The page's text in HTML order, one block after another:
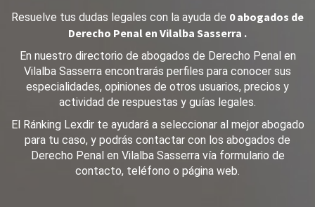
Resuelve tus dudas legales con la ayuda de 0 abogados de
Derecho Penal en Vilalba Sasserra .
En nuestro directorio de abogados de Derecho Penal en
Vilalba Sasserra encontrarás perfiles para conocer sus
especialidades, opiniones de otros usuarios, precios y
actividad de respuestas y guías legales.
El Ránking Lexdir te ayudará a seleccionar al mejor abogado
para tu caso, y podrás contactar con los abogados de
Derecho Penal en Vilalba Sasserra vía formulario de
contacto, teléfono o página web.